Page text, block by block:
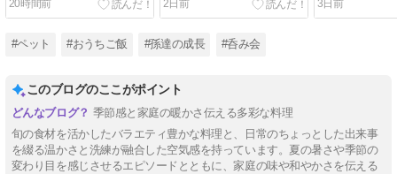
20時間前 2日前
3日前
#ペット #おうちご飯 #孫達の成長 #呑み会
このブログのここがポイント
季節感と家庭の暖かさ伝える多彩な料理
旬の食材を活かしたバラエティ豊かな料理と、日常のちょっとした出来事
を綴る温かさと洗練が融合した空気感を持っています。夏の暑さや季節の
変わり目を感じさせるエピソードとともに、家庭の味や和やかさを伝える